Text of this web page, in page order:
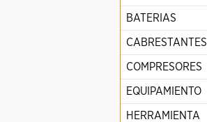
BATERIAS
CABRESTANTES
COMPRESORES
EQUIPAMIENTO
HERRAMIENTA